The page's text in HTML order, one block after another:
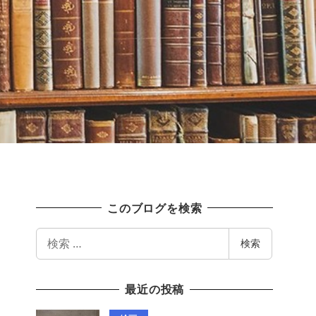
このブログを検索
索
検索
最近の投稿